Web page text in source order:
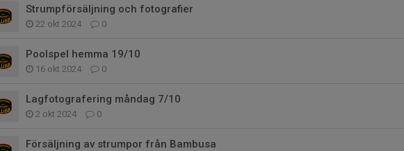
Strumpförsäljning och fotografier
22 okt 2024 0
Poolspel hemma 19/10
16 okt 2024 0
Lagfotografering måndag 7/10
2 okt 2024 0
Försäljning av strumpor från Bambusa